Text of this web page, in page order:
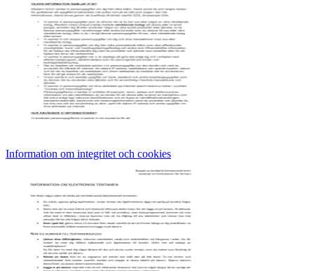
Information om integritet och cookies